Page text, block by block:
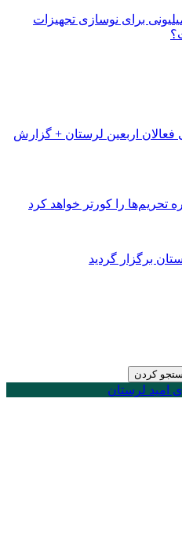
پرداخت وام 100 میلیونی برای نوسازی تجهیزات
فعالان اربعین لرستان + گزارش
تحریم‌ها را کورتر خواهد کرد
برگزار گردید